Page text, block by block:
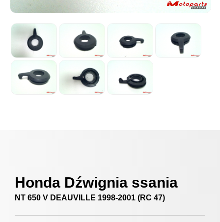
Honda Dźwignia ssania
NT 650 V DEAUVILLE 1998-2001 (RC 47)